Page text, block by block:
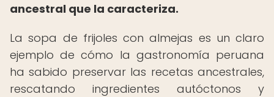
ancestral que la caracteriza.
La sopa de frijoles con almejas es un claro
ejemplo de cómo la gastronomía peruana
ha sabido preservar las recetas ancestrales,
rescatando ingredientes autóctonos y